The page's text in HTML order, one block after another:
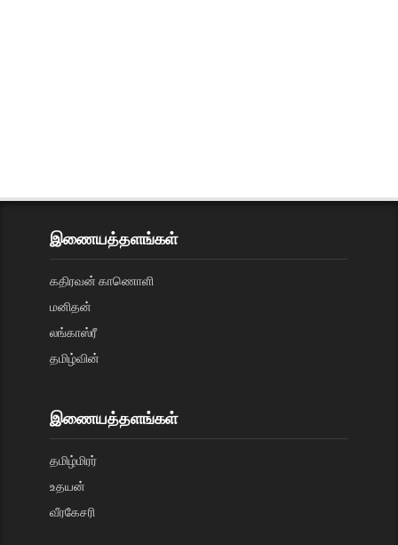
இணையத்தளங்கள்
கதிரவன் காணொளி
மனிதன்
லங்காஸ்ரீ
தமிழ்வின்
இணையத்தளங்கள்
தமிழ்மிரர்
உதயன்
வீரகேசரி